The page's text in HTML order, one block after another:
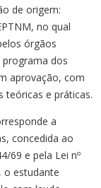
de origem:
no qual
órgãos
dos
aprovação, com
teóricas e práticas.
a
concedida ao
69 e pela Lei nº
o estudante